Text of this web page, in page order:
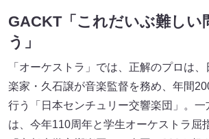
GACKT「これだいぶ難しい
う」
「オーケストラ」では、正解のプロは
楽家・久石譲が音楽監督を務め、年間
行う「日本センチュリー交響楽団」。一
は、今年110周年と学生オーケストラ屈